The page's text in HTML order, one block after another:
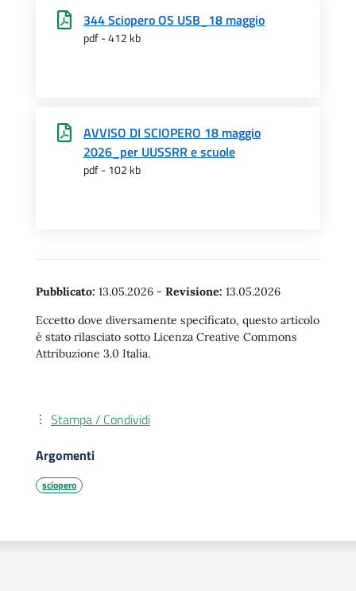
344 Sciopero OS USB_18 maggio
pdf - 412 kb
AVVISO DI SCIOPERO 18 maggio
2026_per UUSSRR e scuole
pdf - 102 kb
Pubblicato: 13.05.2026 - Revisione: 13.05.2026
Eccetto dove diversamente specificato, questo articolo
è stato rilasciato sotto Licenza Creative Commons
Attribuzione 3.0 Italia.
Stampa / Condividi
Argomenti
sciopero